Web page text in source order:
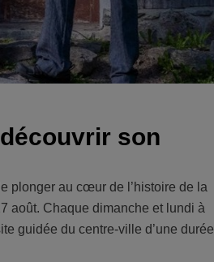
son
plonger au cœur de l’histoire de la
août. Chaque dimanche et lundi à
guidée du centre-ville d’une durée